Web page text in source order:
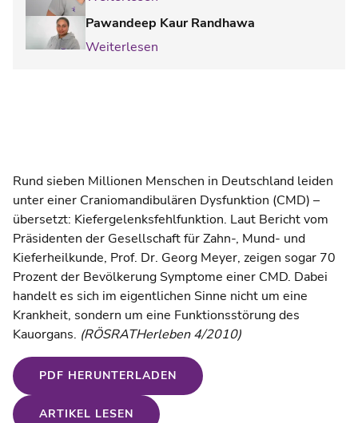
Pawandeep Kaur Randhawa
Weiterlesen
Rund sieben Millionen Menschen in Deutschland leiden
unter einer Craniomandibulären Dysfunktion (CMD) –
übersetzt: Kiefergelenksfehlfunktion. Laut Bericht vom
Präsidenten der Gesellschaft für Zahn-, Mund- und
Kieferheilkunde, Prof. Dr. Georg Meyer, zeigen sogar 70
Prozent der Bevölkerung Symptome einer CMD. Dabei
handelt es sich im eigentlichen Sinne nicht um eine
Krankheit, sondern um eine Funktionsstörung des
Kauorgans. (RÖSRATHerleben 4/2010)
PDF HERUNTERLADEN
ARTIKEL LESEN